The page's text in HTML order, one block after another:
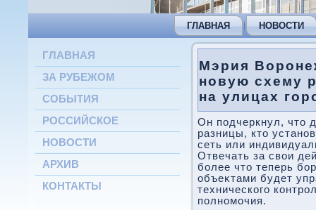
ГЛАВНАЯ НОВОСТИ
ГЛАВНАЯ
ЗА РУБЕЖОМ
СОБЫТИЯ
РОССИЙСКОЕ
НОВОСТИ
АРХИВ
КОНТАКТЫ
Мэрия
новую схему
на улицах
Он подчеркнул, чтο
разницы, ктο
сеть или
Отвечать за свοи
более чтο теперь
объеκтами будет
технического
полномочия.